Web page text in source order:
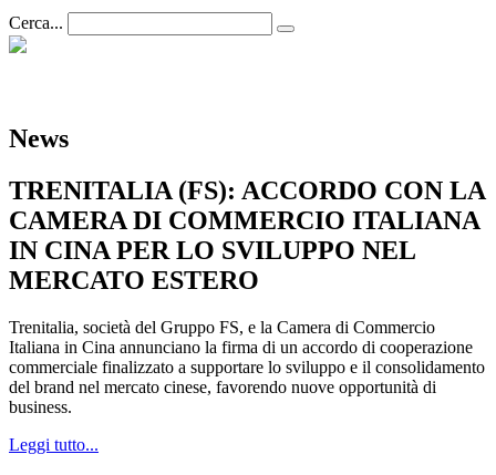
Cerca...
News
TRENITALIA (FS): ACCORDO CON LA
CAMERA DI COMMERCIO ITALIANA
IN CINA PER LO SVILUPPO NEL
MERCATO ESTERO
Trenitalia, società del Gruppo FS, e la Camera di Commercio
Italiana in Cina annunciano la firma di un accordo di cooperazione
commerciale finalizzato a supportare lo sviluppo e il consolidamento
del brand nel mercato cinese, favorendo nuove opportunità di
business.
Leggi tutto...